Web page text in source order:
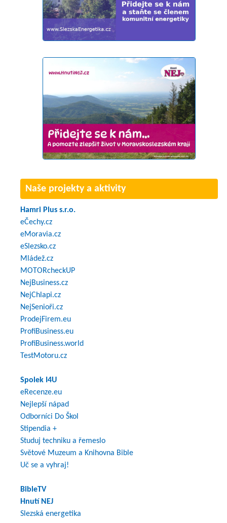
Naše projekty a aktivity
Hamri Plus s.r.o.
eČechy.cz
eMoravia.cz
eSlezsko.cz
Mládež.cz
MOTORcheckUP
NejBusiness.cz
NejChlapi.cz
NejSenioři.cz
ProdejFirem.eu
ProfiBusiness.eu
ProfiBusiness.world
TestMotoru.cz
Spolek I4U
eRecenze.eu
Nejlepší nápad
Odborníci Do Škol
Stipendia +
Studuj techniku a řemeslo
Světové Muzeum a Knihovna Bible
Uč se a vyhraj!
BibleTV
Hnutí NEJ
Slezská energetika